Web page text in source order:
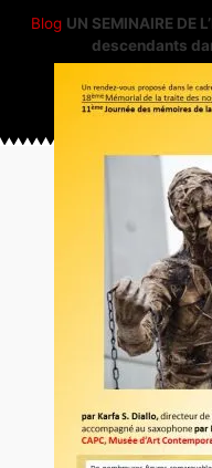
Blog UN SEMINAIRE DE
descendants